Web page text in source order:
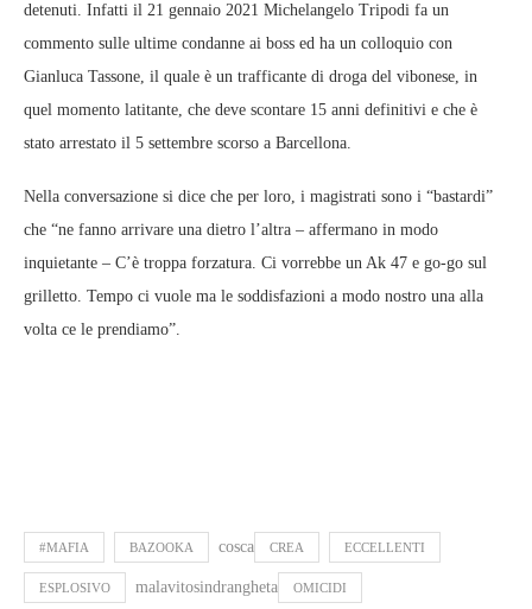
detenuti. Infatti il 21 gennaio 2021 Michelangelo Tripodi fa un
commento sulle ultime condanne ai boss ed ha un colloquio con
Gianluca Tassone, il quale è un trafficante di droga del vibonese, in
quel momento latitante, che deve scontare 15 anni definitivi e che è
stato arrestato il 5 settembre scorso a Barcellona.
Nella conversazione si dice che per loro, i magistrati sono i “bastardi”
che “ne fanno arrivare una dietro l’altra – affermano in modo
inquietante – C’è troppa forzatura. Ci vorrebbe un Ak 47 e go-go sul
grilletto. Tempo ci vuole ma le soddisfazioni a modo nostro una alla
volta ce le prendiamo”.
#MAFIA BAZOOKA cosca CREA ECCELLENTI
ESPLOSIVO malavitosindrangheta OMICIDI